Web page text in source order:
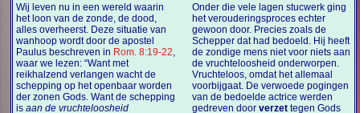
Wij leven nu in een wereld waarin
het loon van de zonde, de dood,
alles overheerst. Deze situatie van
wanhoop wordt door de apostel
Paulus beschreven in Rom. 8:19-22
waar we lezen: “Want met
reikhalzend verlangen wacht de
schepping op het openbaar worden
der zonen Gods. Want de schepping
isaan de vruchteloosheid
Onder die vele lagen stucwerk ging
het verouderingsproces echter
gewoon door. Precies zoals de
Schepper dat had bedoeld. Hij heeft
de zondige mens niet voor niets aan
de vruchteloosheid onderworpen.
Vruchteloos, omdat het allemaal
voorbijgaat. De verwoede pogingen
van de bedoelde actrice werden
gedreven door verzettegen Gods